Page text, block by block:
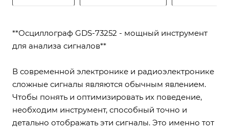
**Осциллограф GDS-73252 - мощный инструмент
для анализа сигналов**
В современной электронике и радиоэлектронике
сложные сигналы являются обычным явлением.
Чтобы понять и оптимизировать их поведение,
необходим инструмент, способный точно и
детально отображать эти сигналы. Это именно тот